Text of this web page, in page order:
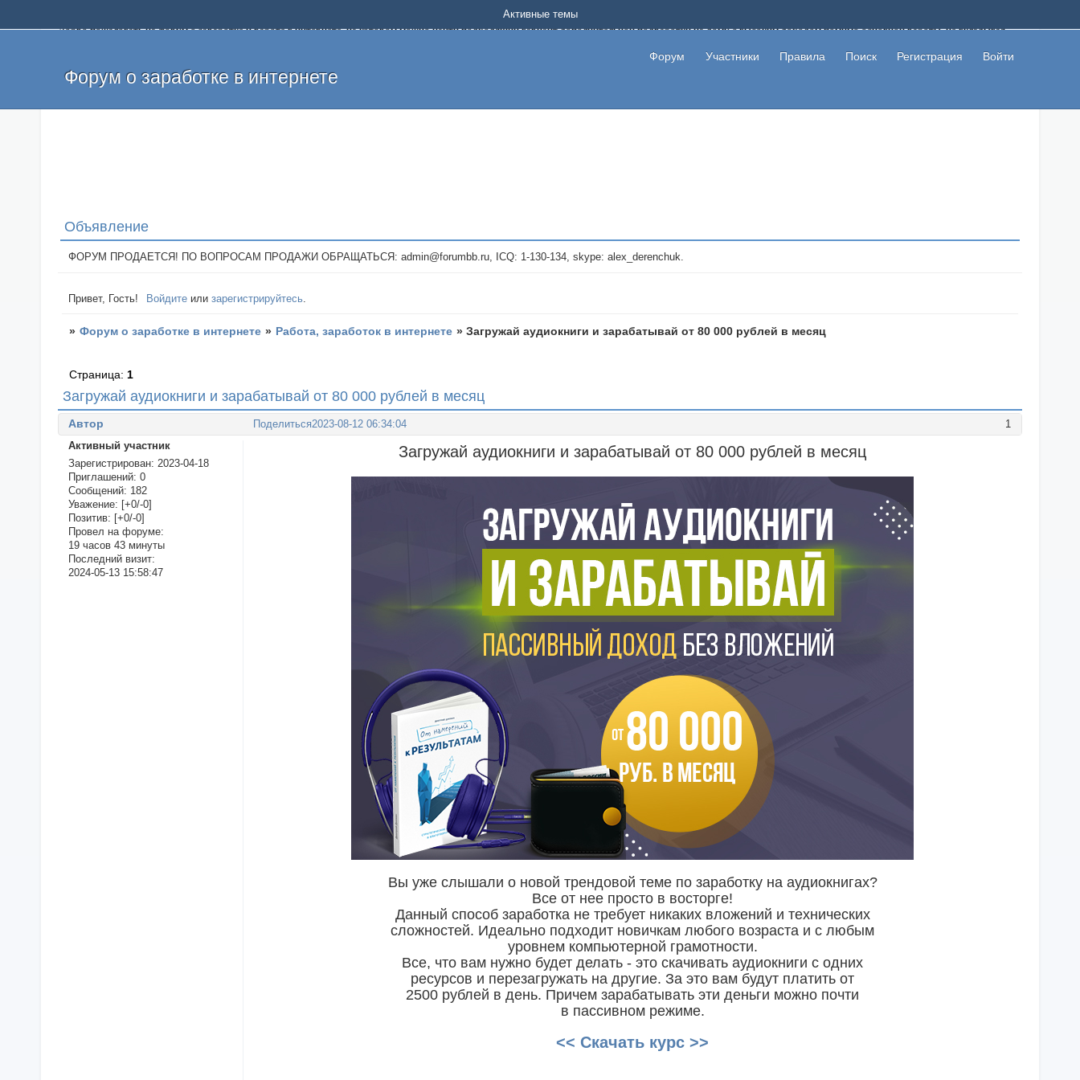
Добро пожаловать на форум о заработке и работе в интернете, на котором можно найти подходящий вариант дополнительной подработки на дому с высоким доходом помимо основной работы, не вкладывая
и оставлять свои отзывы. Если вы знаете, что определенный проект или сайт не платит, то указывайте в теме что это лохотрон, чтобы другие пользователи не попались на развод. Вы сможете начать зарабатывать
легкие деньги без вложений и регистрации уже сегодня. Создавайте новые темы, размещайте объявления со своими пригласительными ссылками и первая прибыль не заставит себя долго ждать.
Форум о заработке в интернете
Форум Участники Правила Поиск Регистрация Войти
Активные темы
Объявление
ФОРУМ ПРОДАЕТСЯ! ПО ВОПРОСАМ ПРОДАЖИ ОБРАЩАТЬСЯ: admin@forumbb.ru, ICQ: 1-130-134, skype: alex_derenchuk.
Привет, Гость! Войдите илизарегистрируйтесь.
» Форум о заработке в интернете » Работа, заработок в интернете »Загружай аудиокниги и зарабатывай от 80 000 рублей в месяц
Загружай аудиокниги и зарабатывай от 80 000 рублей в месяц
Страница: 1
Поделиться 1
2023-08-12 06:34:04
Автор
Активный участник
Зарегистрирован: 2023-04-18
Приглашений: 0
Сообщений: 182
Уважение: [+0/-0]
Позитив: [+0/-0]
Провел на форуме:
19 часов 43 минуты
Последний визит:
2024-05-13 15:58:47
Загружай аудиокниги и зарабатывай от 80 000 рублей в месяц
Вы уже слышали о новой трендовой теме по заработку на аудиокнигах?
Все от нее просто в восторге!
Данный способ заработка не требует никаких вложений и технических
сложностей. Идеально подходит новичкам любого возраста и с любым
уровнем компьютерной грамотности.
Все, что вам нужно будет делать - это скачивать аудиокниги с одних
ресурсов и перезагружать на другие. За это вам будут платить от
2500 рублей в день. Причем зарабатывать эти деньги можно почти
в пассивном режиме.
<< Скачать курс >>